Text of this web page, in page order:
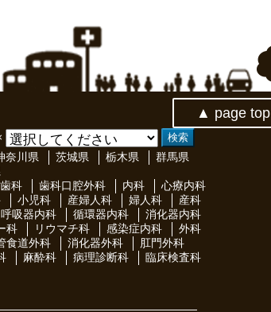
▲ page top
奈川県 茨城県 栃木県
群馬県
科 歯科口腔外科 内科
心療内科
小児科 産婦人科 婦人科
産科
呼吸器内科 循環器内科
消化器内科
科 リウマチ科 感染症内科
外科
食道外科 消化器外科
肛門外科
麻酔科 病理診断科
臨床検査科